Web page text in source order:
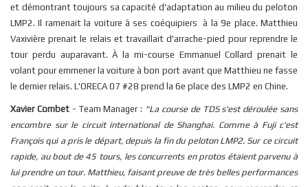
et démontrant toujours sa capacité d'adaptation au milieu du peloton
LMP2. Il ramenait la voiture à ses coéquipiers à la 9e place. Matthieu
Vaxivière prenait le relais et travaillait d'arrache-pied pour reprendre le
tour perdu auparavant. À la mi-course Emmanuel Collard prenait le
volant pour emmener la voiture à bon port avant que Matthieu ne fasse
le dernier relais. L'ORECA 07 #28 prend la 6e place des LMP2 en Chine.
Xavier Combet- Team Manager : "La course de TDS s'est déroulée sans
encombre sur le circuit international de Shanghai. Comme à Fuji c'est
François qui a pris le départ, depuis la fin du peloton LMP2. Sur ce circuit
rapide, au bout de 45 tours, les concurrents en protos étaient parvenu à
lui prendre un tour. Matthieu, faisant preuve de très belles performances